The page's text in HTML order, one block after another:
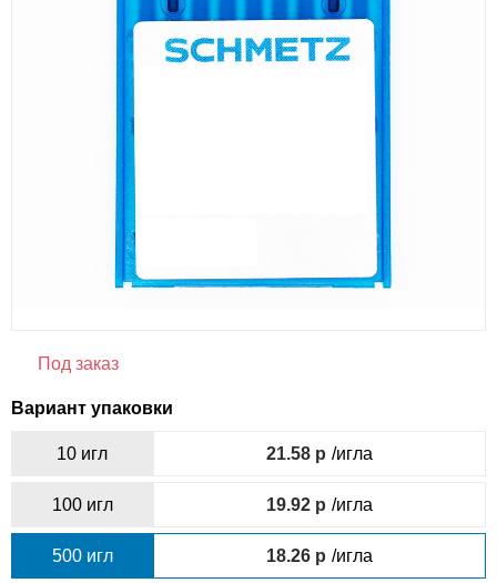
Под заказ
Вариант упаковки
10 игл 21.58 /игла
100 игл 19.92 /игла
500 игл 18.26 /игла